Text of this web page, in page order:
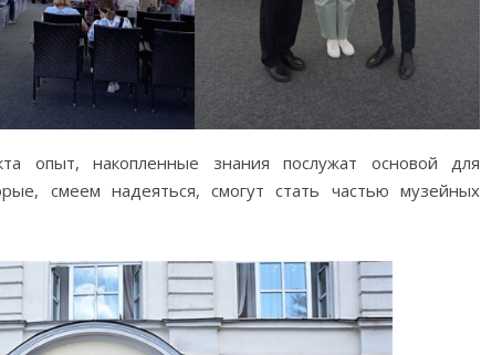
опыт, накопленные знания послужат основой для
смеем надеяться, смогут стать частью музейных